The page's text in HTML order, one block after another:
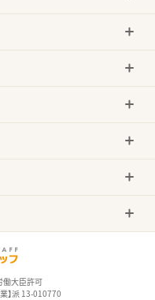
働大臣許可
】派 13-010770